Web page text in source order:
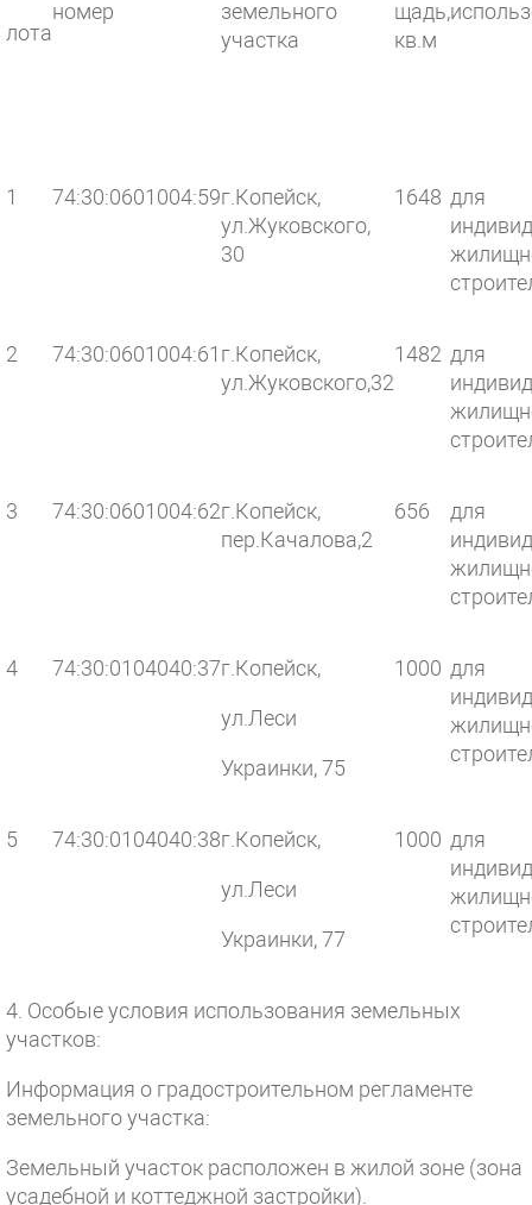
лота
номер
земельного
участка
щадь,
кв.м
1 74:30:0601004:59г.Копейск,
ул.Жуковского,
30
1648 для
2 74:30:0601004:61 г.Копейск,
ул.Жуковского,32
1482 для
3 74:30:0601004:62г.Копейск,
пер.Качалова,2
656
для
4 74:30:0104040:37г.Копейск,
ул.Леси
Украинки, 75
1000 для
5 74:30:0104040:38г.Копейск,
ул.Леси
Украинки, 77
1000 для
4. Особые условия использования земельных
участков:
Информация о градостроительном регламенте
земельного участка:
Земельный участок расположен в жилой зоне (зона
усадебной и коттеджной застройки).